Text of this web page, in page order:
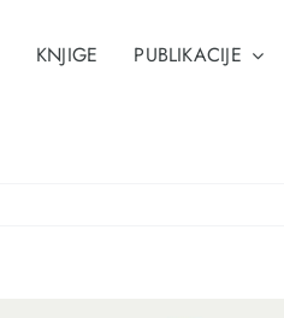
KNJIGE PUBLIKACIJE